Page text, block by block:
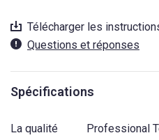
Télécharger les
Questions et réponses
Spécifications
La qualité Professional